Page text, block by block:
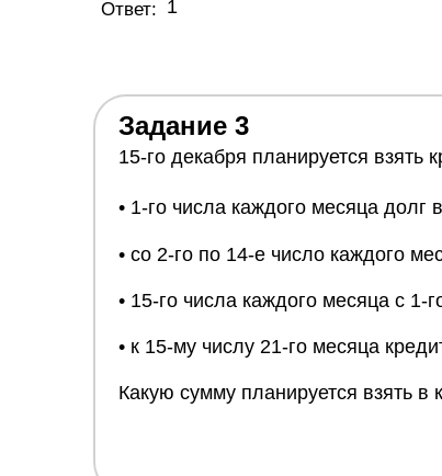
Ответ: 1
Задание 3
15-го декабря планируется взять
• 1-го числа каждого месяца долг
• со 2-го по 14-е число каждого
• 15-го числа каждого месяца с
• к 15-му числу 21-го месяца
Какую сумму планируется взять